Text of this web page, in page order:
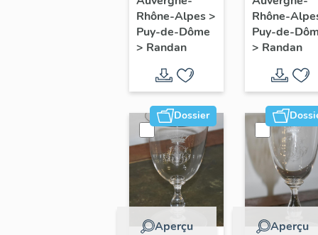
Rhône-Alpes>
Puy-de-Dôme
> Randan
de Jean
Alaux -
le
de Louis
Atthalin
Rhône-
Puy-de-
> Randan
Dossier
Aperçu Aperçu